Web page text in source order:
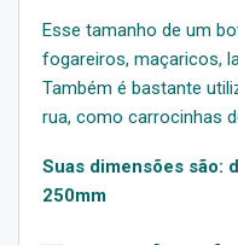
Esse tamanho de um
fogareiros, maçaricos,
Também é bastante
rua, como carrocinhas
Suas dimensões são:
250mm